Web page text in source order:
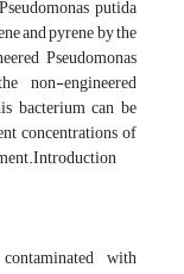
putida
and pyrene by the
Pseudomonas
non-engineered
bacterium can be
concentrations of
with